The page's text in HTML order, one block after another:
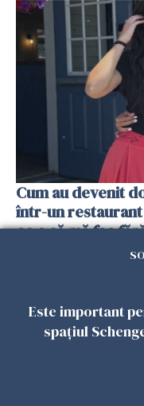
Cum au devenit
într-un restaurant
ce o să mă fac
Este important
spațiul